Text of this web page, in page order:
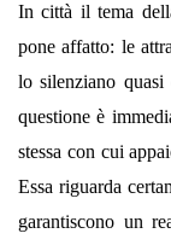
In città il tema
pone affatto: le
lo silenziano
questione è
stessa con cui
Essa riguarda
garantiscono un